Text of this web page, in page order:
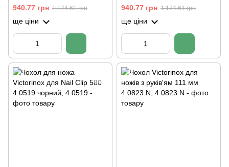
чорний
940.77 грн 1 174.61 грн
ще ціни
940.77 грн 1 174.61 грн
ще ціни